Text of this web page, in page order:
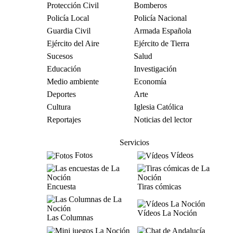
Protección Civil
Bomberos
Policía Local
Policía Nacional
Guardia Civil
Armada Española
Ejército del Aire
Ejército de Tierra
Sucesos
Salud
Educación
Investigación
Medio ambiente
Economía
Deportes
Arte
Cultura
Iglesia Católica
Reportajes
Noticias del lector
Servicios
Fotos
Vídeos
Encuesta Tiras cómicas
Las Columnas
Vídeos La Noción